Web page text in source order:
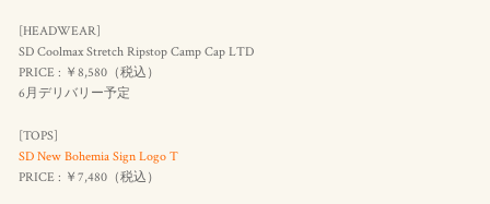
[HEADWEAR]
SD Coolmax Stretch Ripstop Camp Cap LTD
PRICE : ￥8,580（税込 ）
6月デリバリー予定
[TOPS]
SD New Bohemia Sign Logo T
PRICE : ￥7,480（税込）